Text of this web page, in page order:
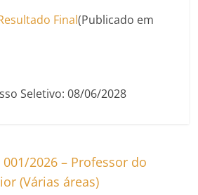
Final(Publicado em
Seletivo: 08/06/2028
001/2026 – Professor do
(Várias áreas)